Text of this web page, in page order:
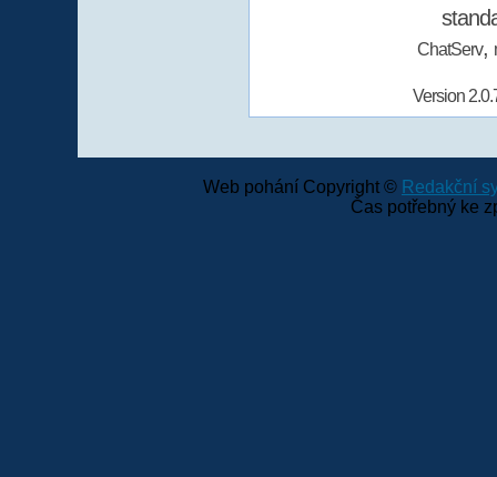
ChatServ,
Version
Web pohání Copyright © Redakční
Čas potřebný ke